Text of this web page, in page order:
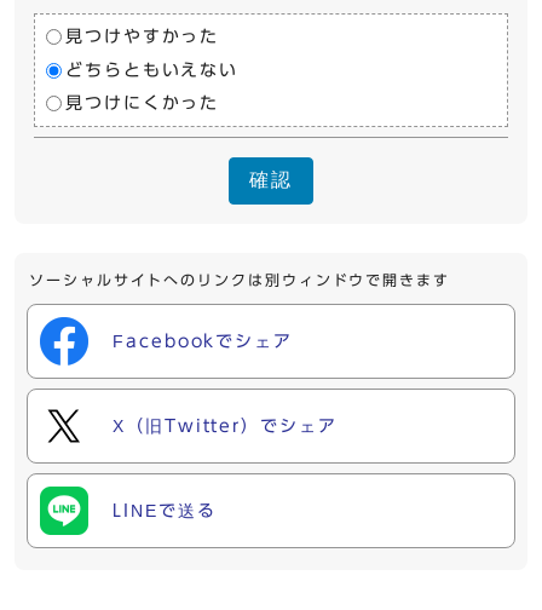
見つけやすかった
どちらともいえない
見つけにくかった
確認
ソーシャルサイトへのリンクは別ウィンドウで開きます
Facebookでシェア
X（旧Twitter）でシェア
LINEで送る